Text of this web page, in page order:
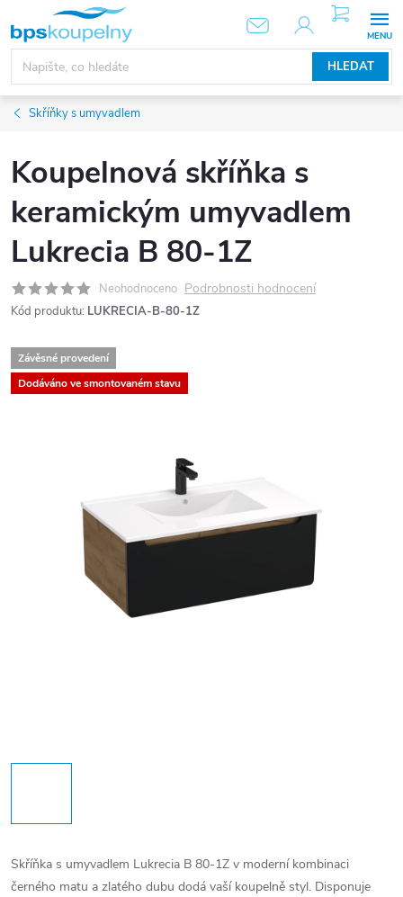
obsah
HLEDAT
NÁKUPNÍ
KOŠÍK
Skříňky s umyvadlem
Koupelnová skříňka s
keramickým umyvadlem
Lukrecia B 80-1Z
Neohodnoceno Podrobnosti hodnocení
Kód produktu: LUKRECIA-B-80-1Z
Závěsné provedení
Dodáváno ve smontovaném stavu
Skříňka s umyvadlem Lukrecia B 80-1Z v moderní kombinaci
černého matu a zlatého dubu dodá vaší koupelně styl. Disponuje